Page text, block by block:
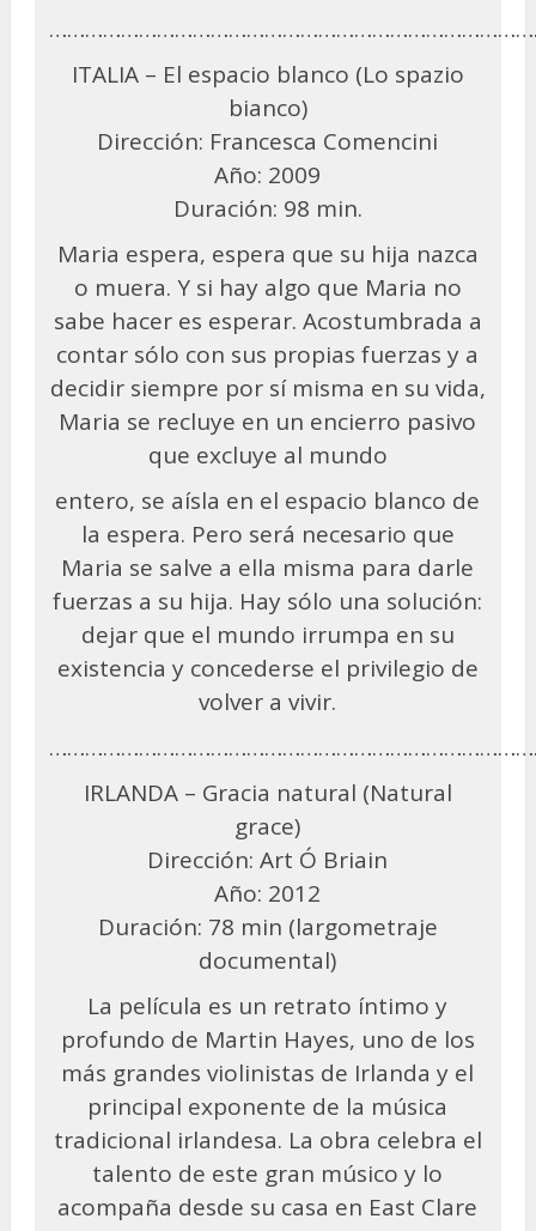
ITALIA – El espacio blanco (Lo spazio
bianco)
Dirección: Francesca Comencini
Año: 2009
Duración: 98 min.
Maria espera, espera que su hija nazca
o muera. Y si hay algo que Maria no
sabe hacer es esperar. Acostumbrada a
contar sólo con sus propias fuerzas y a
decidir siempre por sí misma en su vida,
Maria se recluye en un encierro pasivo
que excluye al mundo
entero, se aísla en el espacio blanco de
la espera. Pero será necesario que
Maria se salve a ella misma para darle
fuerzas a su hija. Hay sólo una solución:
dejar que el mundo irrumpa en su
existencia y concederse el privilegio de
volver a vivir.
IRLANDA – Gracia natural (Natural
grace)
Dirección: Art Ó Briain
Año: 2012
Duración: 78 min (largometraje
documental)
La película es un retrato íntimo y
profundo de Martin Hayes, uno de los
más grandes violinistas de Irlanda y el
principal exponente de la música
tradicional irlandesa. La obra celebra el
talento de este gran músico y lo
acompaña desde su casa en East Clare